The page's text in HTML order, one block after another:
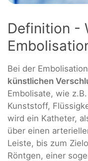
Definition -
Bei der
künstlichen
Embolisate, wie
Kunststoff,
wird ein Katheter,
über einen
Leiste, bis zum
Röntgen, einer